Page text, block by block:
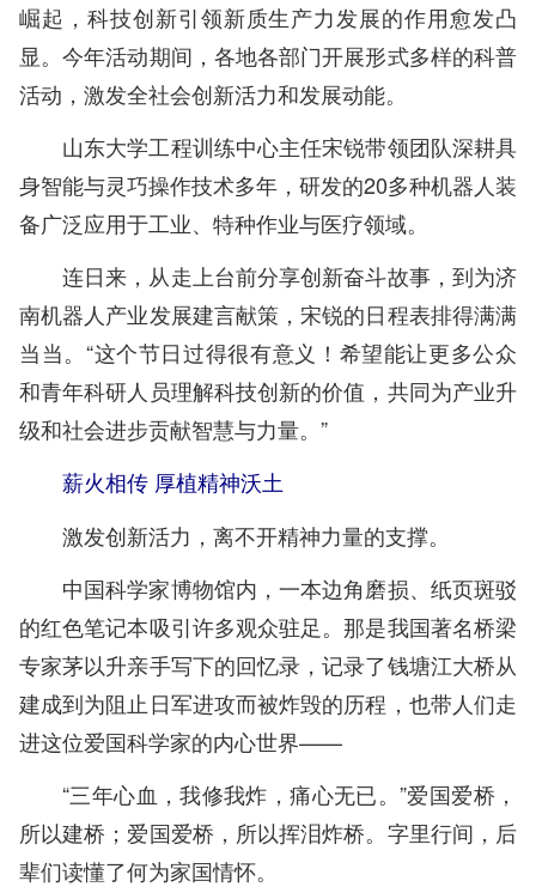
崛起，科技创新引领新质生产力发展的作用愈发凸
显。今年活动期间，各地各部门开展形式多样的科普
活动，激发全社会创新活力和发展动能。
山东大学工程训练中心主任宋锐带领团队深耕具
身智能与灵巧操作技术多年，研发的20多种机器人装
备广泛应用于工业、特种作业与医疗领域。
连日来，从走上台前分享创新奋斗故事，到为济
南机器人产业发展建言献策，宋锐的日程表排得满满
当当。“这个节日过得很有意义！希望能让更多公众
和青年科研人员理解科技创新的价值，共同为产业升
级和社会进步贡献智慧与力量。”
薪火相传 厚植精神沃土
激发创新活力，离不开精神力量的支撑。
中国科学家博物馆内，一本边角磨损、纸页斑驳
的红色笔记本吸引许多观众驻足。那是我国著名桥梁
专家茅以升亲手写下的回忆录，记录了钱塘江大桥从
建成到为阻止日军进攻而被炸毁的历程，也带人们走
进这位爱国科学家的内心世界——
“三年心血，我修我炸，痛心无已。”爱国爱桥，
所以建桥；爱国爱桥，所以挥泪炸桥。字里行间，后
辈们读懂了何为家国情怀。